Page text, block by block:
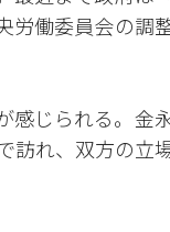
労働委員会の調
感じられる。金
訪れ、双方の立